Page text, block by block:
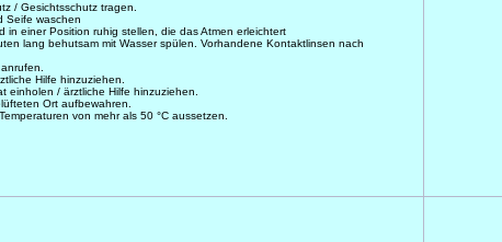
/ Gesichtsschutz tragen.
Seife waschen
einer Position ruhig stellen, die das Atmen erleichtert
lang behutsam mit Wasser spülen. Vorhandene Kontaktlinsen nach
Hilfe hinzuziehen.
einholen / ärztliche Hilfe hinzuziehen.
Ort aufbewahren.
von mehr als 50 °C aussetzen.